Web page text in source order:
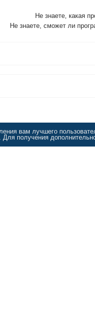
Не знаете, какая
Не знаете, сможет ли
вам лучшего
получения